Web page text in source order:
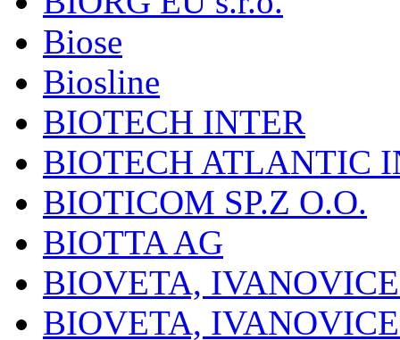
Biose
Biosline
BIOTECH INTER
BIOTECH ATLANTIC
BIOTICOM SP.Z O.O.
BIOTTA AG
BIOVETA,
BIOVETA,